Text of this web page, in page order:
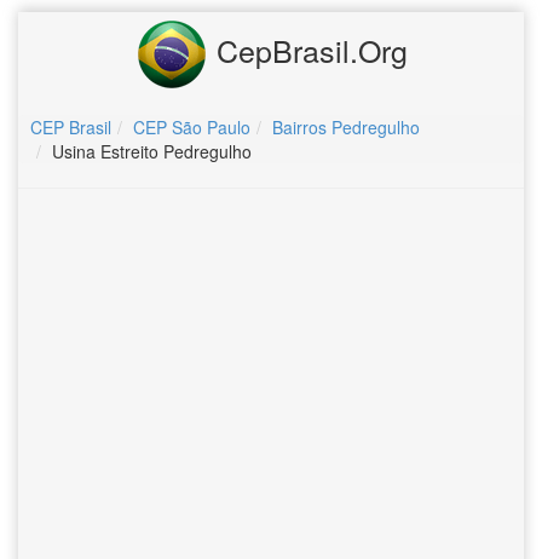
CepBrasil.Org
CEP Brasil CEP São Paulo
Bairros Pedregulho
Usina Estreito Pedregulho